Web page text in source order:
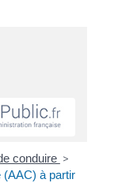
conduire >
(AAC) à partir